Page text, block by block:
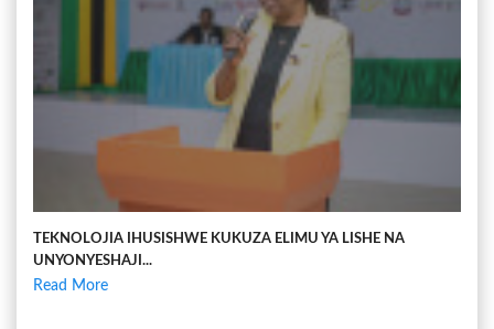
TEKNOLOJIA IHUSISHWE KUKUZA ELIMU YA LISHE NA
UNYONYESHAJI...
Read More